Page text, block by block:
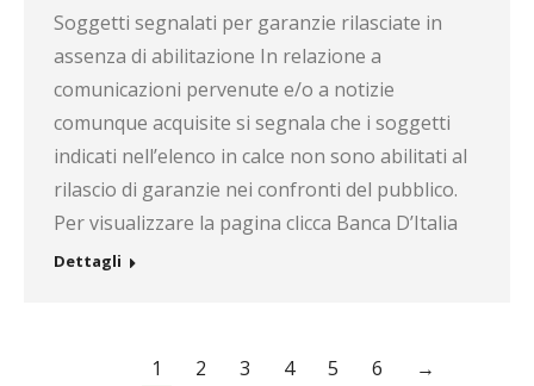
Soggetti segnalati per garanzie rilasciate in
assenza di abilitazione In relazione a
comunicazioni pervenute e/o a notizie
comunque acquisite si segnala che i soggetti
indicati nell’elenco in calce non sono abilitati al
rilascio di garanzie nei confronti del pubblico.
Per visualizzare la pagina clicca Banca D’Italia
Dettagli
1 2 3 4 5 6 →